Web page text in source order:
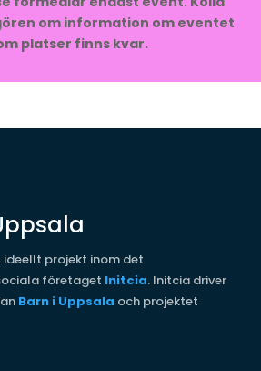
om information om eventet
platser finns kvar.
projekt inom det
företaget Initcia. Initcia driver
Barn i Uppsala och projektet